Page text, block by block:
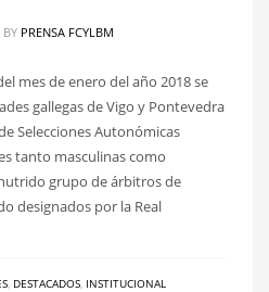
BY PRENSA FCYLBM
mes de enero del año 2018 se
gallegas de Vigo y Pontevedra
Selecciones Autonómicas
tanto masculinas como
grupo de árbitros de
designados por la Real
DESTACADOS INSTITUCIONAL